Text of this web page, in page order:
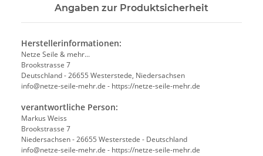
Angaben zur Produktsicherheit
Herstellerinformationen:
Netze Seile & mehr...
Brookstrasse 7
Deutschland - 26655 Westerstede, Niedersachsen
info@netze-seile-mehr.de - https://netze-seile-mehr.de
verantwortliche Person:
Markus Weiss
Brookstrasse 7
Niedersachsen - 26655 Westerstede - Deutschland
info@netze-seile-mehr.de - https://netze-seile-mehr.de